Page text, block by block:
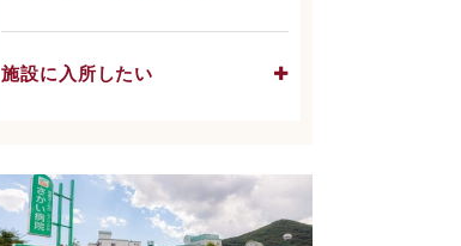
施設に入所したい